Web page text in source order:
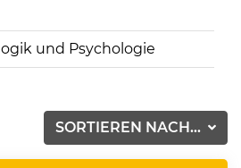
und Psychologie
SORTIEREN NACH...